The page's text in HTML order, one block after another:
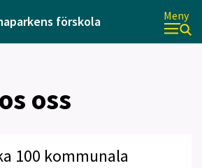
förskola Meny
oss
100 kommunala